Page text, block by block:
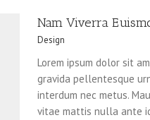
Nam Viverra
Design
Lorem ipsum dolor sit
gravida pellentesque
interdum nec metus.
vitae mattis nulla ante